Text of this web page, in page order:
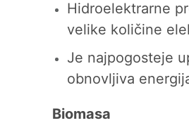
Hidroelektrarne
velike količine
Je najpogosteje
obnovljiva
Biomasa